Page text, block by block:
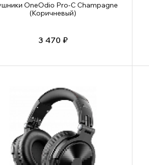
OneOdio Pro-C Champagne
(Коричневый)
3 470 ₽